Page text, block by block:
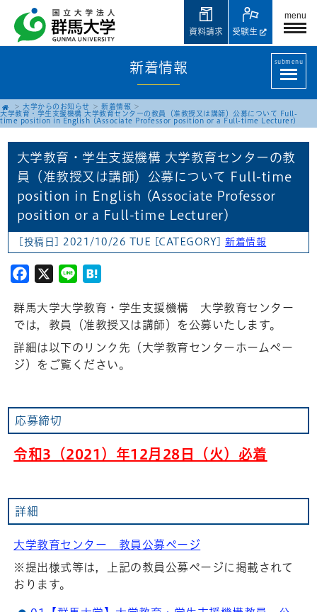
menu
受験生
資料請求
新着情報 submenu
大学からのお知らせ
新着情報
大学教育・学生支援機構 大学教育センターの教員（准教授又は講師）公募について Full-
time position in English (Associate Professor position or a Full-time Lecturer)
大学教育・学生支援機構 大学教育センターの教
員（准教授又は講師）公募について Full-time
position in English (Associate Professor
position or a Full-time Lecturer)
[投稿日] 2021/10/26 TUE [CATEGORY]新着情報
Facebook
X Line
群馬大学大学教育・学生支援機構 大学教育センター
では，教員（准教授又は講師）を公募いたします。
詳細は以下のリンク先（大学教育センターホームペー
ジ）をご覧ください。
応募締切
令和3（2021）年12月28日（火）必着
詳細
大学教育センター 教員公募ページ
※提出様式等は，上記の教員公募ページに掲載されて
おります。